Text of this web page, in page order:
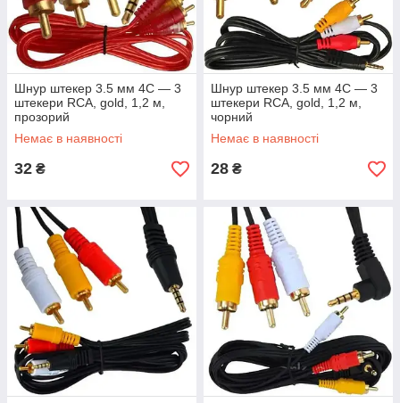
Шнур штекер 3.5 мм 4C — 3
штекери RCA, gold, 1,2 м,
прозорий
Немає в наявності
32 ₴
Шнур штекер 3.5 мм 4C — 3
штекери RCA, gold, 1,2 м,
чорний
Немає в наявності
28 ₴